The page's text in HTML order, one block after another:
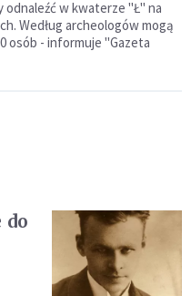
odnaleźć w kwaterze "Ł" na
Według archeologów mogą
osób - informuje "Gazeta
do